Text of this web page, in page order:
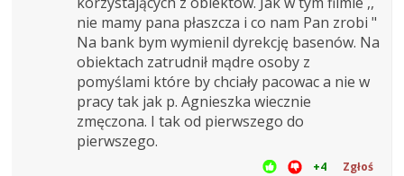
nie mamy pana płaszcza i co nam Pan zrobi "
Na bank bym wymienil dyrekcję basenów. Na
obiektach zatrudnił mądre osoby z
pomyślami które by chciały pacowac a nie w
pracy tak jak p. Agnieszka wiecznie
zmęczona. I tak od pierwszego do
pierwszego.
+4 Zgłoś